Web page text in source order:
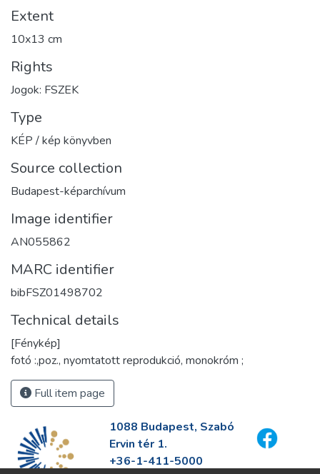
Extent
10x13 cm
Rights
Jogok: FSZEK
Type
KÉP / kép könyvben
Source collection
Budapest-képarchívum
Image identifier
AN055862
MARC identifier
bibFSZ01498702
Technical details
[Fénykép]
fotó :,poz., nyomtatott reprodukció, monokróm ;
Full item page
1088 Budapest, Szabó
Ervin tér 1.
+36-1-411-5000